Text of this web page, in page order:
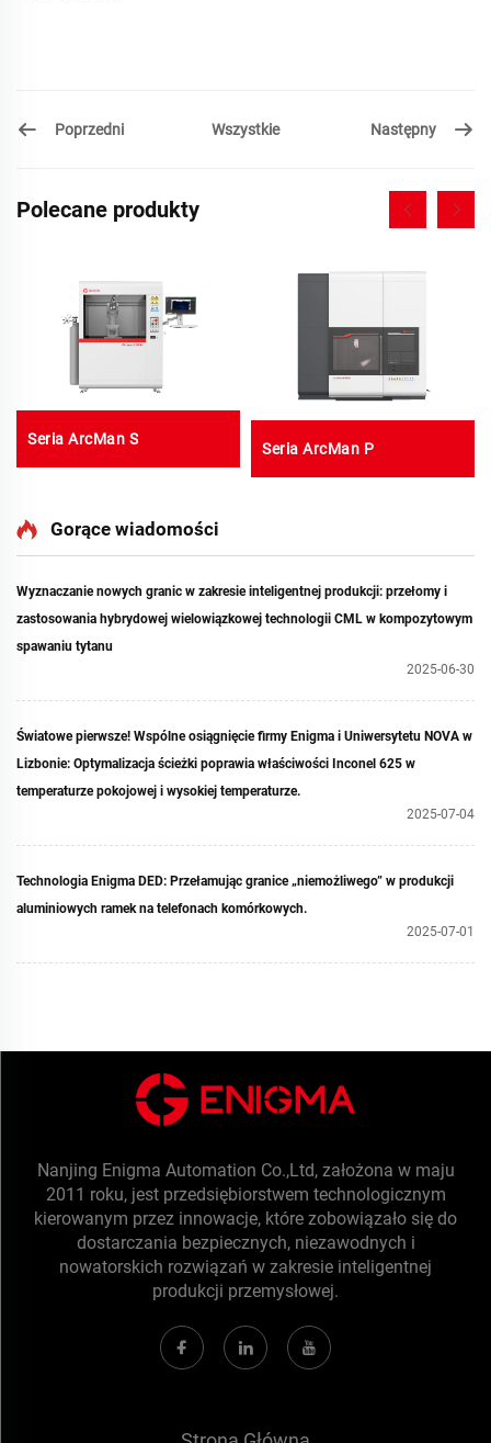
Poprzedni Wszystkie Następny
Polecane produkty
Seria ArcMan S
Seria ArcMan P
Gorące wiadomości
Wyznaczanie nowych granic w zakresie inteligentnej produkcji: przełomy i
zastosowania hybrydowej wielowiązkowej technologii CML w kompozytowym
spawaniu tytanu
2025-06-30
Światowe pierwsze! Wspólne osiągnięcie firmy Enigma i Uniwersytetu NOVA w
Lizbonie: Optymalizacja ścieżki poprawia właściwości Inconel 625 w
temperaturze pokojowej i wysokiej temperaturze.
2025-07-04
Technologia Enigma DED: Przełamując granice „niemożliwego” w produkcji
aluminiowych ramek na telefonach komórkowych.
2025-07-01
Nanjing Enigma Automation Co.,Ltd, założona w maju
2011 roku, jest przedsiębiorstwem technologicznym
kierowanym przez innowacje, które zobowiązało się do
dostarczania bezpiecznych, niezawodnych i
nowatorskich rozwiązań w zakresie inteligentnej
produkcji przemysłowej.